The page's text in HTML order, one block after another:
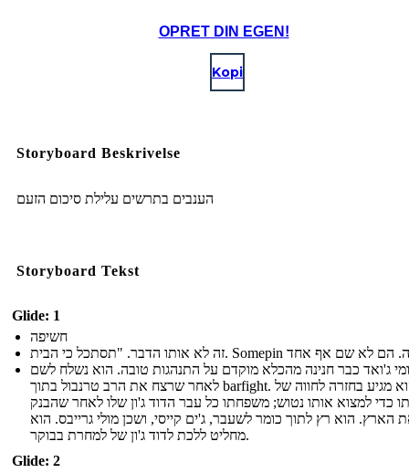
OPRET DIN EGEN!
Kopi
Storyboard Beskrivelse
הענבים בתרשים עלילת סיכום הזעם
Storyboard Tekst
Glide: 1
חשיפה
ג'ואד כבר חנינה מהכלא מוקדם על התנהגות טובה. הוא נשלח לשם
לאחר שרצח את הרב טרנבול בתוך barfight. הוא מגיע בחזרה לחווה של
כדי למצוא אותו נטוש; משפחתו כל עבר הדוד ג'ון שלו לאחר שהבנק
הארץ. הוא רץ לתוך כומר לשעבר, ג'ים קייסי, ושכן מולי גרייבס. הוא
מחליט ללכת לדוד ג'ון של למחרת בבוקר.
Glide: 2